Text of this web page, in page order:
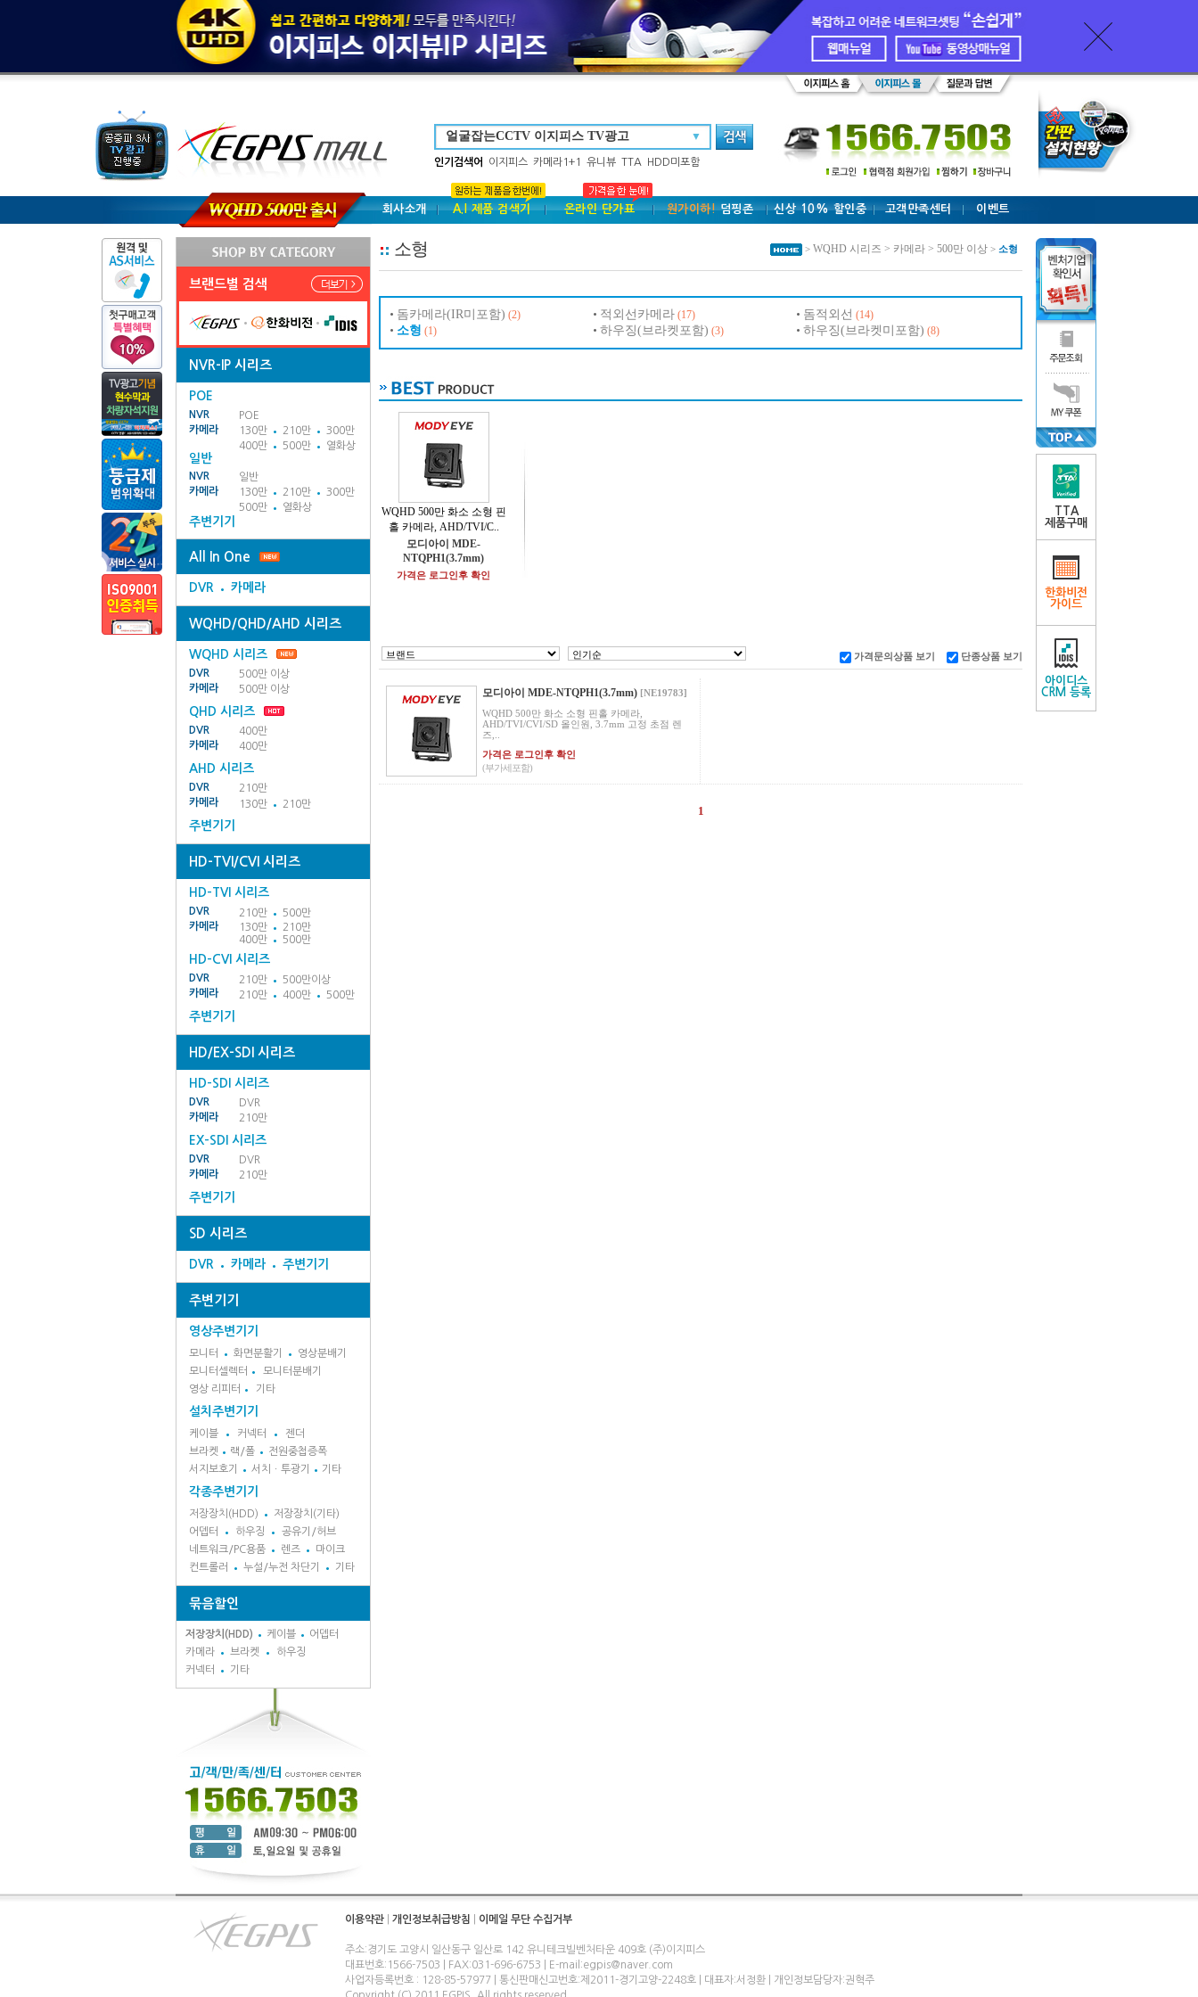
▼
인기검색어 이지피스 카메라1+1 유니뷰 TTA HDD미포함
회사소개 A.I 제품 검색기 온라인 단가표 원가이하!덤핑존 신상 10% 할인중 고객만족센터 이벤트
브랜드별 검색
NVR-IP 시리즈
POE
NVR
POE
카메라
130만 210만
300만
400만
500만 열화상
일반
NVR
일반
카메라
130만 210만
300만
500만
열화상
주변기기
All In One
DVR 카메라
WQHD/QHD/AHD 시리즈
WQHD 시리즈
DVR
500만 이상
카메라
500만 이상
QHD 시리즈
DVR
400만
카메라
400만
AHD 시리즈
DVR
210만
카메라
130만 210만
주변기기
HD-TVI/CVI 시리즈
HD-TVI 시리즈
DVR 210만
500만
카메라
130만
210만
400만
500만
HD-CVI 시리즈
DVR 210만
500만이상
카메라
210만 400만 500만
주변기기
HD/EX-SDI 시리즈
HD-SDI 시리즈
DVR
DVR
카메라
210만
EX-SDI 시리즈
DVR
DVR
카메라
210만
주변기기
SD 시리즈
DVR 카메라 주변기기
주변기기
영상주변기기
모니터 화면분활기
영상분배기
모니터셀렉터
모니터분배기
영상 리피터
기타
설치주변기기
케이블 커넥터
젠더
브라켓
랙/폴
전원중첩증폭
서지보호기
서치ㆍ투광기 기타
각종주변기기
저장장치(HDD)
저장장치(기타)
어뎁터
하우징
공유기/허브
네트워크/PC용품
렌즈
마이크
컨트롤러
누설/누전 차단기 기타
묶음할인
저장장치(HDD) 케이블
어뎁터
카메라
브라켓
하우징
커넥터
기타
소형 > WQHD 시리즈 > 카메라 > 500만 이상 > 소형
돔카메라(IR미포함) (2) 적외선카메라 (17) 돔적외선 (14)
소형 (1) 하우징(브라켓포함) (3) 하우징(브라켓미포함) (8)
WQHD 500만 화소 소형 핀
홀 카메라, AHD/TVI/C..
모디아이 MDE-
NTQPH1(3.7mm)
가격은 로그인후 확인
가격문의상품 보기 단종상품 보기
모디아이 MDE-NTQPH1(3.7mm) [NE19783]
WQHD 500만 화소 소형 핀홀 카메라,
AHD/TVI/CVI/SD 올인원, 3.7mm 고정 초점 렌
즈,..
가격은 로그인후 확인
(부가세포함)
1
TTA
제품구매
한화비전
가이드
아이디스
CRM 등록
이용약관 개인정보취급방침 이메일 무단 수집거부
주소:경기도 고양시 일산동구 일산로 142 유니테크빌벤처타운 409호 (주)이지피스
대표번호:1566-7503 | FAX:031-696-6753 | E-mail:egpis@naver.com
사업자등록번호 : 128-85-57977 | 통신판매신고번호:제2011-경기고양-2248호 | 대표자:서정환 | 개인정보담당자:권혁주